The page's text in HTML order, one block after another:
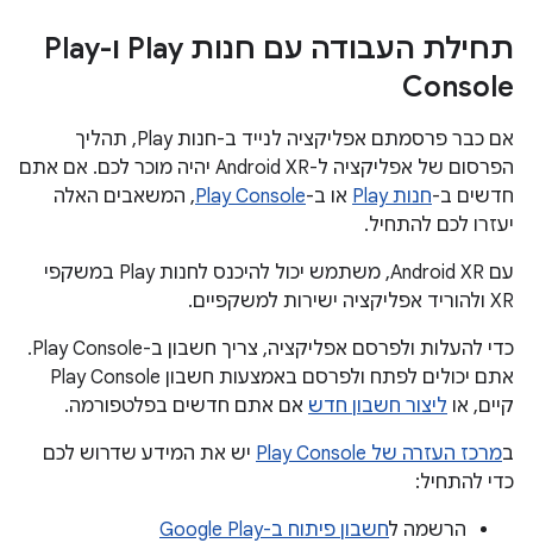
תחילת העבודה עם חנות Play ו-Play
Console
אם כבר פרסמתם אפליקציה לנייד ב-חנות Play, תהליך
הפרסום של אפליקציה ל-Android XR יהיה מוכר לכם. אם אתם
חדשים ב-חנות Play או ב-Play Console, המשאבים האלה
יעזרו לכם להתחיל.
עם Android XR, משתמש יכול להיכנס לחנות Play במשקפי
XR ולהוריד אפליקציה ישירות למשקפיים.
כדי להעלות ולפרסם אפליקציה, צריך חשבון ב-Play Console.
אתם יכולים לפתח ולפרסם באמצעות חשבון Play Console
קיים, או ליצור חשבון חדש אם אתם חדשים בפלטפורמה.
במרכז העזרה של Play Console
יש את המידע שדרוש לכם
כדי להתחיל:
הרשמה לחשבון פיתוח ב-Google Play